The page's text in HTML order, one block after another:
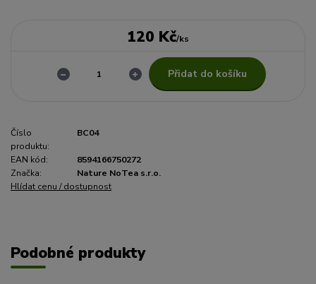
120 Kč/ks
Přidat do košíku
Číslo
produktu:
BC04
EAN kód:
8594166750272
Značka:
Nature NoTea s.r.o.
Hlídat cenu / dostupnost
Podobné produkty